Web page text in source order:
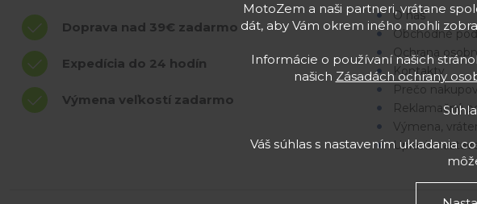
Doprava nad 39€ zadarmo
Expedícia do 24 hodín
Výmena veľkostí zadarmo
O nás
Obchodné
Ochrana
Kontakty
Prečo
Reklamačný
Výmena,
Upraviť
MotoZem a naši partneri, vrátane
dát, aby Vám okrem iného mohli
Informácie o používaní našich
našich Zásadách ochrany
Váš súhlas s nastavením ukladania